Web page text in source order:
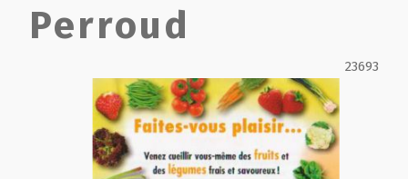
Perroud
23693
Fête Marché Paysan